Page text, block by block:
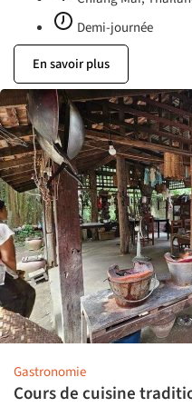
Demi-journée
En savoir plus
Gastronomie
Cours de cuisine